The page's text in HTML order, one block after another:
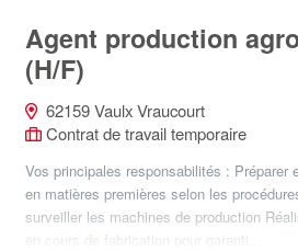
Agent production
(H/F)
62159 Vaulx Vraucourt
Contrat de travail temporaire
Vos principales responsabilités : Préparer
en matières premières selon les
surveiller les machines de production
en cours de fabrication pour garanti...